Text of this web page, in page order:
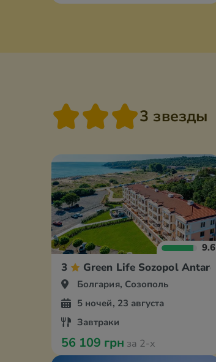
3 звезды
9.6
3 Green Life Sozopol Antares
Болгария, Созополь
5 ночей, 23 августа
Завтраки
56 109 грн за 2-х